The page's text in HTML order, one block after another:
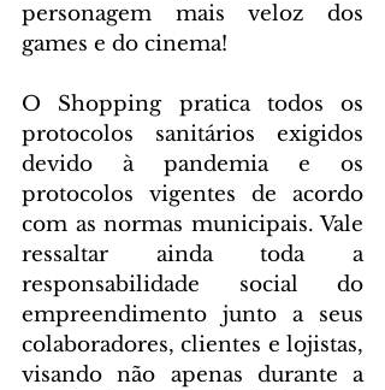
personagem mais veloz dos
games e do cinema!
O Shopping pratica todos os
protocolos sanitários exigidos
devido à pandemia e os
protocolos vigentes de acordo
com as normas municipais. Vale
ressaltar ainda toda a
responsabilidade social do
empreendimento junto a seus
colaboradores, clientes e lojistas,
visando não apenas durante a